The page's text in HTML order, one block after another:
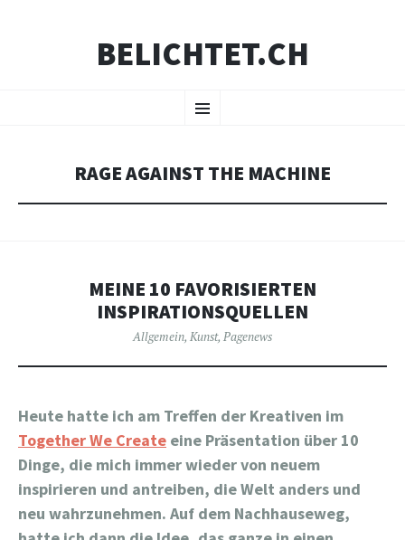
BELICHTET.CH
Menü
INHALT
RAGE AGAINST THE MACHINE
MEINE 10 FAVORISIERTEN
INSPIRATIONSQUELLEN
Allgemein, Kunst, Pagenews
Heute hatte ich am Treffen der Kreativen im
Together We Create eine Präsentation über 10
Dinge, die mich immer wieder von neuem
inspirieren und antreiben, die Welt anders und
neu wahrzunehmen. Auf dem Nachhauseweg,